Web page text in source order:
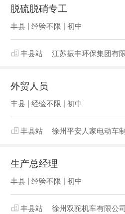
脱硫脱硝专工
丰县 | 经验不限 | 初中
丰县站 江苏振丰环保集团有
外贸人员
丰县 | 经验不限 | 初中
丰县站 徐州平安人家电动车
生产总经理
丰县 | 经验不限 | 初中
丰县站 徐州双驼机车有限公司